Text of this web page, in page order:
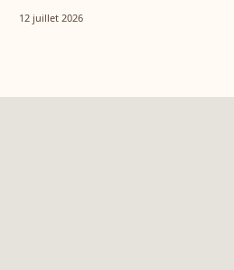
tout autre univers
12 juillet 2026